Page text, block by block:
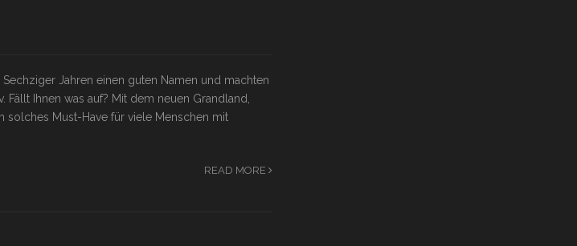
Jahren einen guten Namen und machten
Ihnen was auf? Mit dem neuen Grandland,
solches Must-Have für viele Menschen mit
READ MORE